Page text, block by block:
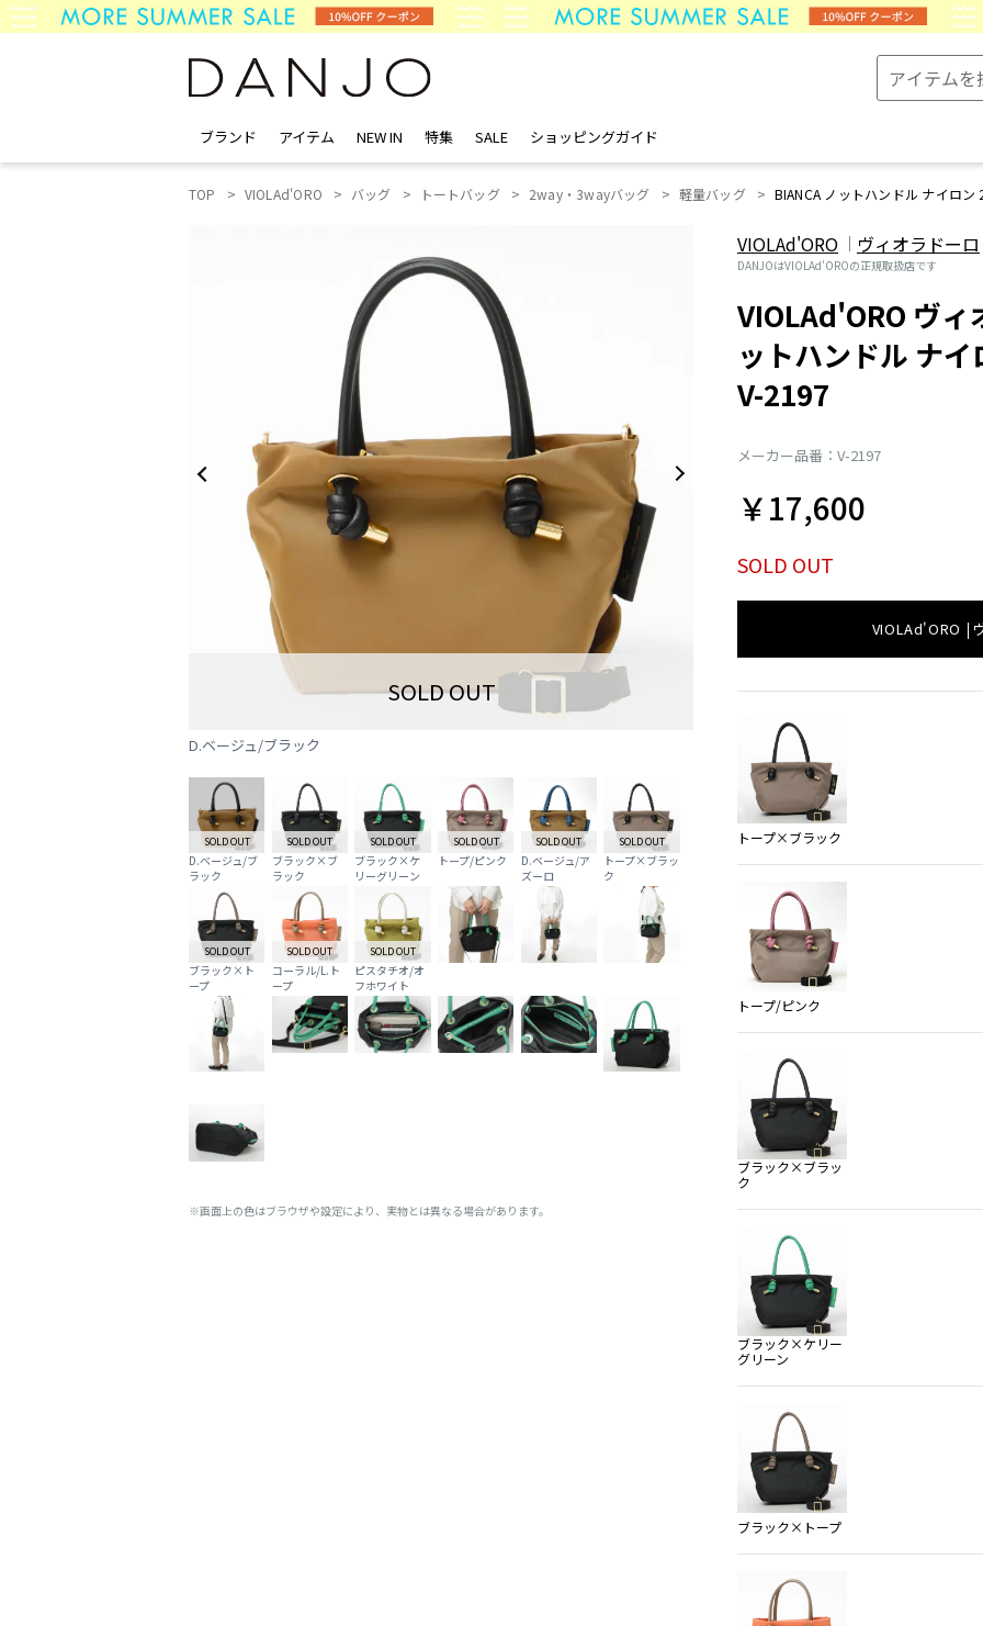
ブランド アイテム NEW IN 特集 SALE ショッピングガイド
TOP VIOLAd'ORO バッグ トートバッグ 2way・3wayバッグ 軽量バッグ BIANCA ノットハンドル ナイロ
SOLD OUT
D.ベージュ/ブラック
SOLD
ブラック×ブラック
SOLD OUT
D.ベージュ/ブ
ラック
SOLD OUT
ブラック×ブ
ラック
SOLD OUT
ブラック×ケ
リーグリーン
SOLD OUT
トープ/ピンク
SOLD OUT
D.ベージュ/ア
ズーロ
SOLD OUT
トープ×ブラッ
ク
SOLD OUT
ブラック×ト
ープ
SOLD OUT
コーラル/L.ト
ープ
SOLD OUT
ピスタチオ/オ
フホワイト
※画面上の色はブラウザや設定により、実物とは異なる場合があります。
VIOLAd'ORO ヴィオラドーロ
DANJOはVIOLAd'OROの正規取扱店です
VIOLAd'ORO ヴィ
ットハンドル ナ
V-2197
メーカー品番：V-2197
￥17,600
SOLD OUT
VIOLAd'ORO
トープ×ブラック
トープ/ピンク
ブラック×ブラッ
ク
ブラック×ケリー
グリーン
ブラック×トープ